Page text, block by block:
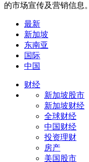
的市场宣传及营销信息。
最新
新加坡
东南亚
国际
中国
财经
新加坡股市
新加坡财经
全球财经
中国财经
投资理财
房产
美国股市